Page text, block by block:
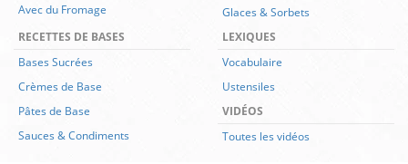
Avec du Fromage
Glaces & Sorbets
RECETTES DE BASES
Bases Sucrées
Crèmes de Base
Pâtes de Base
Sauces & Condiments
LEXIQUES
Vocabulaire
Ustensiles
VIDÉOS
Toutes les vidéos